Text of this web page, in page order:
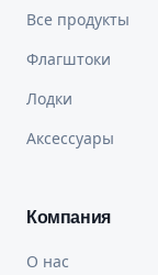
Все продукты
Флагштоки
Лодки
Аксессуары
Компания
О нас